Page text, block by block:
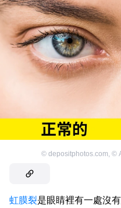
© depositphotos.com ©
虹膜裂是眼睛裡有一處沒